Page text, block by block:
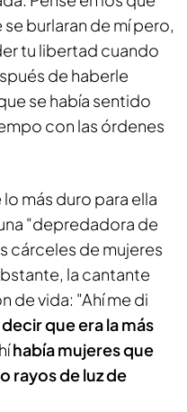
burlaran de mí pero,
tu libertad cuando
de haberle
se había sentido
con las órdenes
más duro para ella
"depredadora de
cárceles de mujeres
la cantante
de vida: "Ahí me di
que era la más
había mujeres que
rayos de luz de